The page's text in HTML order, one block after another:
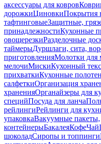
аксессуары для ковров
дорожкиЦиновкиПокрытия
тафтинговыеЗащитные,
принадлежностиКухонные
овощерезкиРазделочные
таймерыДуршлаги, сита,
приготовленияМолотки для
мелочиМискиКухонный
прихваткиКухонные
салфеткиОрганизация
храненияОрганайзеры для
специйПосуда для ланча
рейлингиРейлинги для
упаковкаВакуумные пакеты,
контейнерыБакалеяКофеЧай
шоколадСиропы и топпинги